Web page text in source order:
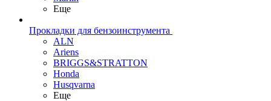
Еще
Прокладки для бензоинструмента
ALN
Ariens
BRIGGS&STRATTON
Honda
Husqvarna
Еще